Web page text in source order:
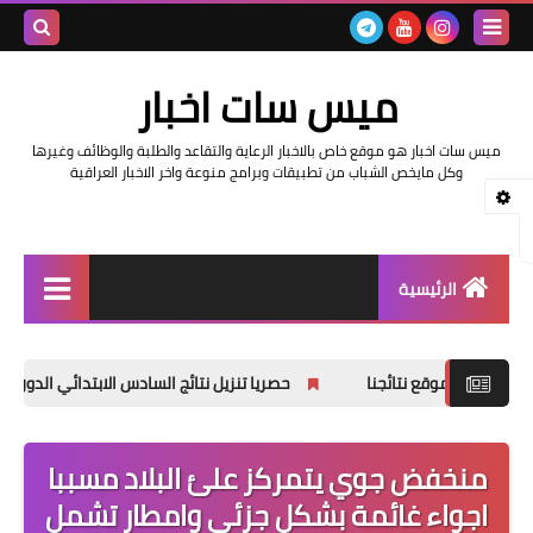
ميس سات اخبار
ميس سات اخبار هو موقع خاص بالاخبار الرعاية والتقاعد والطلبة والوظائف وغيرها
وكل مايخص الشباب من تطبيقات وبرامج منوعة واخر الاخبار العراقية
الرئيسية
اخبار وزارة التربية والتعليم
اخبار وزارة العمل وهيئة
حصريا تنزيل نتائج السادس الابتدائي الدور الثاني 2025
منخفض جوي يتمركز علئ البلاد مسببا
اجواء غائمة بشكل جزئي وامطار تشمل